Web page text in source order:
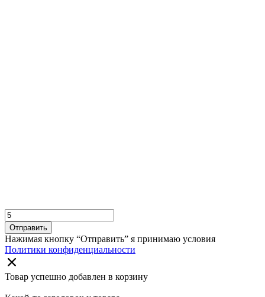
Отправить
Нажимая кнопку “Отправить” я принимаю условия
Политики конфиденциальности
Товар успешно добавлен в корзину